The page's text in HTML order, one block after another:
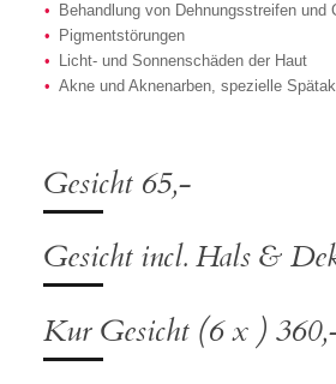
Behandlung von Dehnungsstreifen und
Pigmentstörungen
Licht- und Sonnenschäden der Haut
Akne und Aknenarben, spezielle
Gesicht 65,-
Gesicht incl. Hals &
Kur Gesicht (6 x )